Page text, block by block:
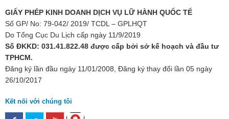
GIẤY PHÉP KINH DOANH DỊCH VỤ LỮ HÀNH QUỐC TẾ
Số GP/ No: 79-042/ 2019/ TCDL – GPLHQT
Do Tổng Cục Du Lịch cấp ngày 11/9/2019
Số ĐKKD: 031.41.822.48 được cấp bởi sở kế hoạch và đầu tư
TPHCM.
Đăng ký lần đầu ngày 11/01/2008, Đăng ký thay đổi lần 05 ngày
26/10/2017
Kết nối với chúng tôi